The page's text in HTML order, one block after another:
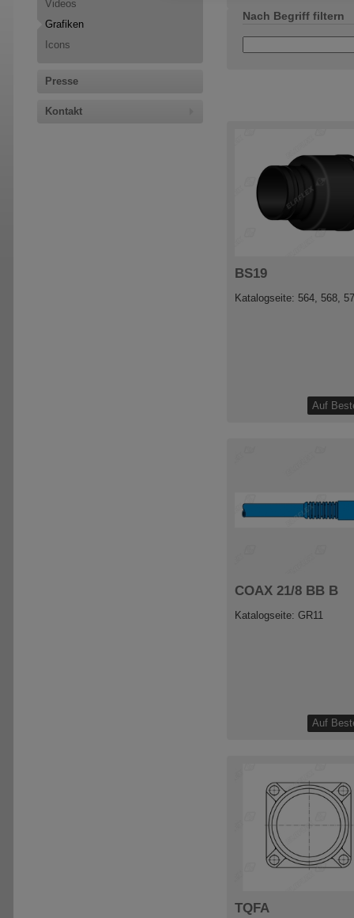
Videos
Grafiken
Icons
Presse
Kontakt
Nach Begriff filtern
BS19
Katalogseite: 564, 568,
COAX 21/8 BB B
Katalogseite: GR11
TQFA